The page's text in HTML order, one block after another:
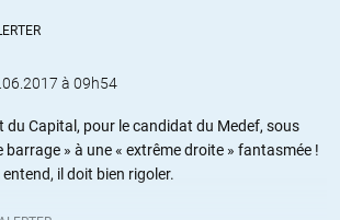
à 09h54
du Capital, pour le candidat du Medef, sous
barrage » à une « extrême droite » fantasmée !
il doit bien rigoler.